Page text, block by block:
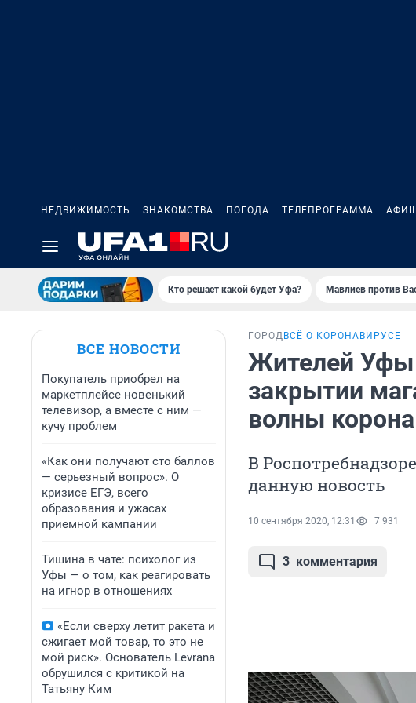
НЕДВИЖИМОСТЬ ЗНАКОМСТВА ПОГОДА ТЕЛЕПРОГРАММА
Кто решает какой будет Уфа? Мавлиев против
ВСЕ НОВОСТИ
Покупатель приобрел на
маркетплейсе новенький
телевизор, а вместе с ним —
кучу проблем
«Как они получают сто баллов
— серьезный вопрос». О
кризисе ЕГЭ, всего
образования и ужасах
приемной кампании
Тишина в чате: психолог из
Уфы — о том, как реагировать
на игнор в отношениях
«Если сверху летит ракета и
сжигает мой товар, то это не
мой риск». Основатель Levrana
обрушился с критикой на
Татьяну Ким
ГОРОД ВСЁ О КОРОНАВИРУСЕ
Жителей Уфы
закрытии
волны
В
данную новость
10 сентября 2020, 12:31 7 931
3 комментария